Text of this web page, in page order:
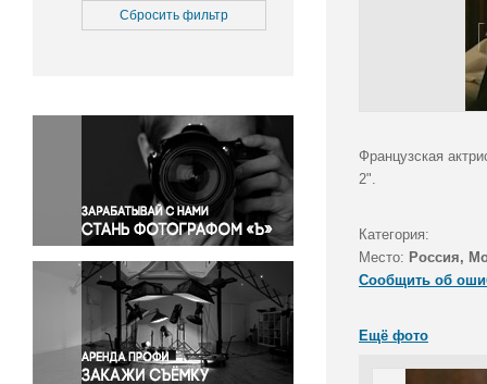
Медицина
Окружающая среда
Политика
Правосудие
Происшествия и конфликты
Религия
Светская жизнь
Спорт
Экология
Экономика и бизнес
Сбросить фильтр
Французская
2".
Категория:
Место: Россия,
Сообщить об
Ещё фото